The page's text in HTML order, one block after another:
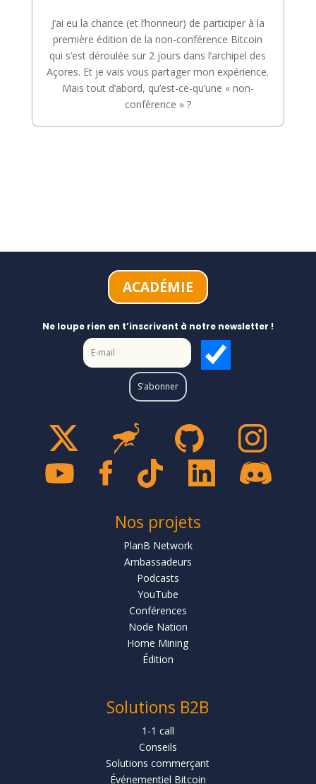
J’ai eu la chance (et l’honneur) de participer à la
première édition de la non-conférence Bitcoin
qui s’est déroulée sur 2 jours dans l’archipel des
Açores. Et je vais vous partager mon expérience.
Mais tout d’abord, qu’est-ce-qu’une « non-
conférence » ?
ACADÉMIE
Ne loupe rien en t’inscrivant à notre newsletter !
Nos projets
PlanB Network
Ambassadeurs
Podcasts
YouTube
Conférences
Node Nation
Home Mining
Édition
Solutions B2B
1-1 call
Conseils
Solutions commerçant
Événementiel Bitcoin